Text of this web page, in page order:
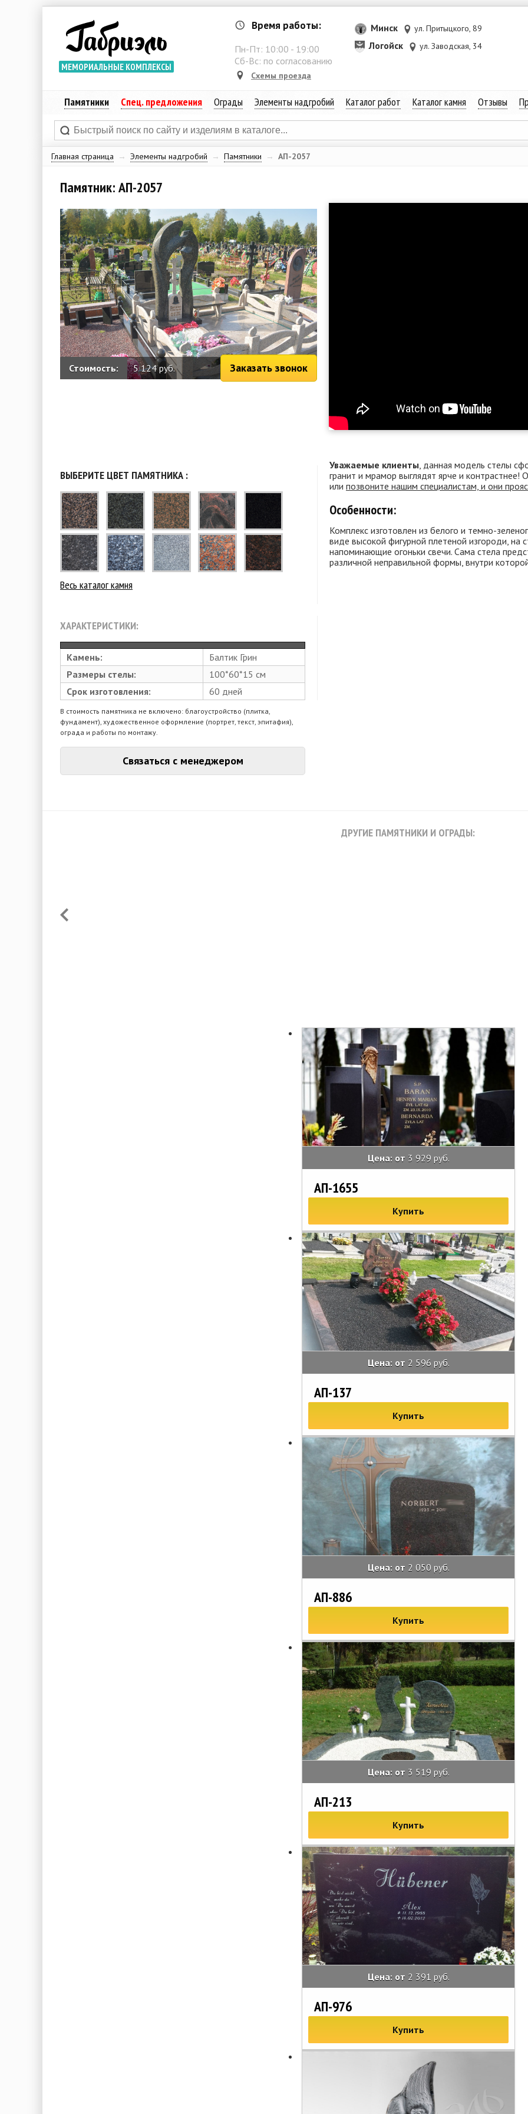
МЕМОРИАЛЬНЫЕ КОМПЛЕКСЫ
Время работы:
Пн-Пт: 10:00 - 19:00
Сб-Вс: по согласованию
Схемы проезда
Минск ул. Притыцкого, 89
Логойск ул. Заводская, 34
Памятники Спец. предложения Ограды Элементы надгробий Каталог работ Каталог камня Отзывы
Главная страница → Элементы надгробий → Памятники → АП-2057
Памятник: АП-2057
Стоимость: 5 124 руб. Заказать звонок
ВЫБЕРИТЕ ЦВЕТ ПАМЯТНИКА :
Весь каталог камня
ХАРАКТЕРИСТИКИ:
Камень:
Балтик Грин
Размеры стелы:
100*60*15 см
Срок изготовления:
60 дней
В стоимость памятника не включено: благоустройство (плитка,
фундамент), художественное оформление (портрет, текст, эпитафия),
ограда и работы по монтажу.
Связаться с менеджером
Уважаемые клиенты , данная модель стелы
гранит и мрамор выглядят ярче и контрастнее!
или позвоните нашим специалистам, и они
Особенности:
Комплекс изготовлен из белого и темно-
виде высокой фигурной плетеной изгороди, на
напоминающие огоньки свечи. Сама стела
различной неправильной формы, внутри
ДРУГИЕ ПАМЯТНИКИ И ОГРАДЫ:
Цена: от 3 929 руб.
АП-1655
Купить
Цена: от 2 596 руб.
АП-137
Купить
Цена: от 2 050 руб.
АП-886
Купить
Цена: от 3 519 руб.
АП-213
Купить
Цена: от 2 391 руб.
АП-976
Купить